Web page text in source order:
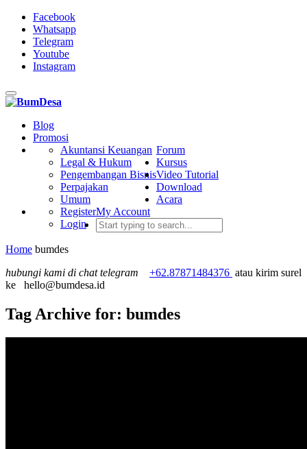
Facebook
Whatsapp
Telegram
Youtube
Instagram
Toggle
navigation
Blog
Promosi
Forum
Akuntansi Keuangan
Legal & Hukum
Pengembangan Bisnis
Perpajakan
Umum
Kursus
Video Tutorial
Download
Acara
My Account
Register
Login
Home bumdes
hubungi kami di chat telegram
+62.87871484376 atau kirim surel
ke
hello@bumdesa.id
Tag Archive for: bumdes